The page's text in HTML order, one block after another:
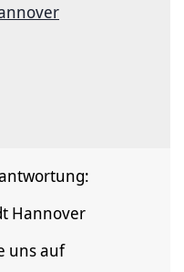
Hannover
uns auf